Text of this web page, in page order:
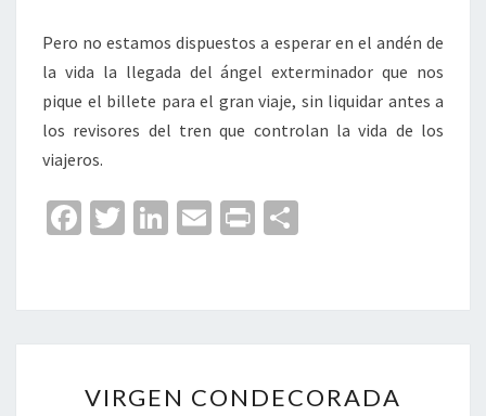
Pero no estamos dispuestos a esperar en el andén de
la vida la llegada del ángel exterminador que nos
pique el billete para el gran viaje, sin liquidar antes a
los revisores del tren que controlan la vida de los
viajeros.
Fa
o
o
k
T
er
Li
dI
n
E
l
Pr
p
ar
tir
CONDECORADA
VIRGEN CONDECORADA